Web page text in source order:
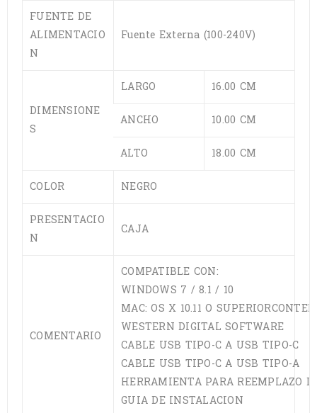
FUENTE DE
ALIMENTACIO
N
Fuente Externa (100-240V)
DIMENSIONE
S
LARGO
16.00 CM
ANCHO
10.00 CM
ALTO
18.00 CM
COLOR
NEGRO
PRESENTACIO
N
CAJA
COMENTARIO
COMPATIBLE CON:
WINDOWS 7 / 8.1 / 10
MAC: OS X 10.11 O
WESTERN DIGITAL SOFTWARE
CABLE USB TIPO-C A USB TIPO-C
CABLE USB TIPO-C A USB TIPO-A
HERRAMIENTA PARA REEMPLAZO
GUIA DE INSTALACION